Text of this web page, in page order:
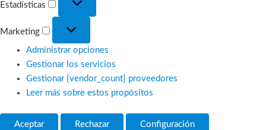
Estadísticas
Marketing
Administrar opciones
Gestionar los servicios
Gestionar {vendor_count} proveedores
Leer más sobre estos propósitos
Aceptar Rechazar Configuración